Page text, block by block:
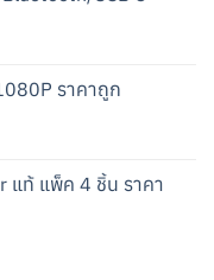
ราคาถูก
แท้ แพ็ค 4 ชิ้น ราคา